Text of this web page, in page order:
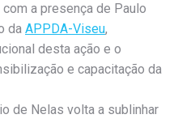
a presença de Paulo
da APPDA-Viseu,
desta ação e o
e capacitação da
de Nelas volta a sublinhar